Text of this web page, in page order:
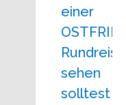
einer
Rundreise
sehen
solltest